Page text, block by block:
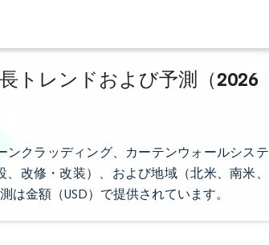
トレンドおよび予測（2026
クラッディング、カーテンウォールシステ
改修・改装）、および地域（北米、南米、
金額（USD）で提供されています。